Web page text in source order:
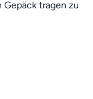
tragen zu